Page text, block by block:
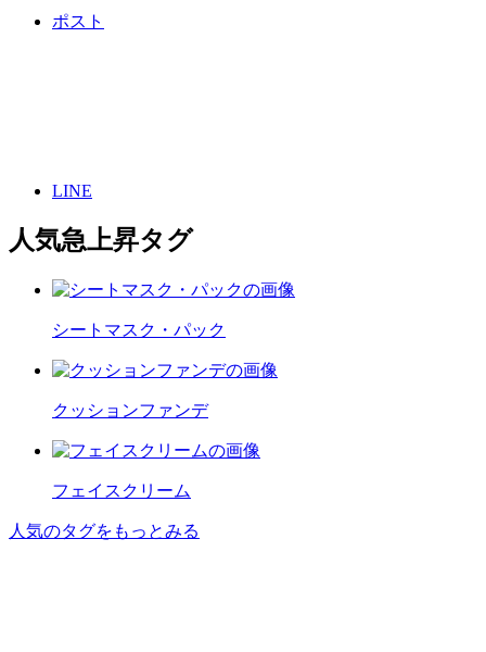
ポスト
LINE
人気急上昇タグ
シートマスク・パック
クッションファンデ
フェイスクリーム
人気のタグをもっとみる